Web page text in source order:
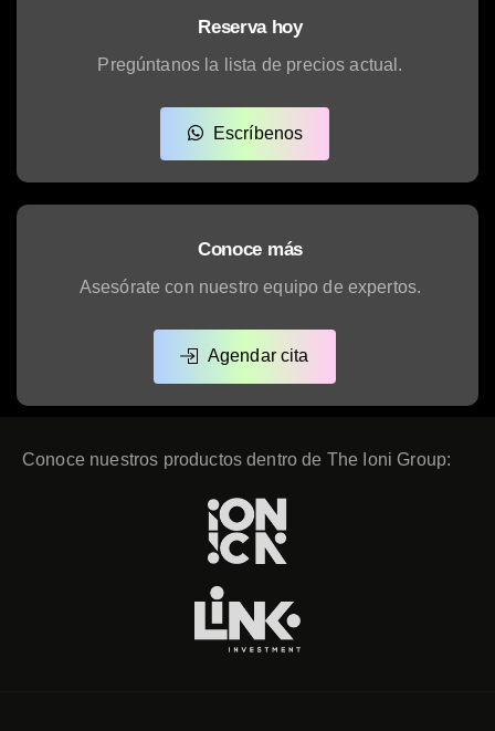
Reserva hoy
Pregúntanos la lista de precios actual.
Escríbenos
Conoce más
Asesórate con nuestro equipo de expertos.
Agendar cita
Conoce nuestros productos dentro de The Ioni Group: